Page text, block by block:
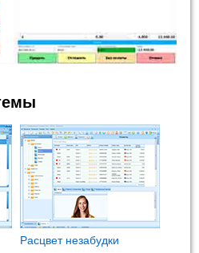
Расцвет незабудки